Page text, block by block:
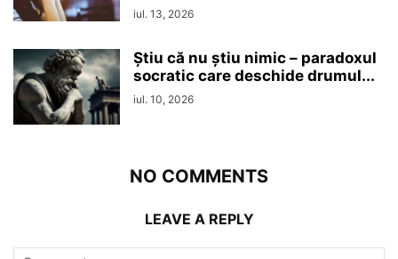
iul. 13, 2026
Ştiu că nu ştiu nimic – paradoxul
socratic care deschide drumul...
iul. 10, 2026
NO COMMENTS
LEAVE A REPLY